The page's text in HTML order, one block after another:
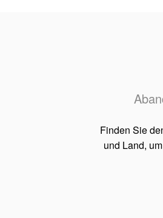
Finden Sie
und Land,